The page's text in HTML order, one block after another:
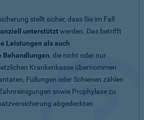
stellt sicher, dass Sie im Fall
unterstütztwerden. Das betrifft
Leistungen als auch
Behandlungen, die nicht oder nur
Krankenkasse übernommen
Füllungen oder Schienen zählen
sowie Prophylaxe zu
abgedeckten